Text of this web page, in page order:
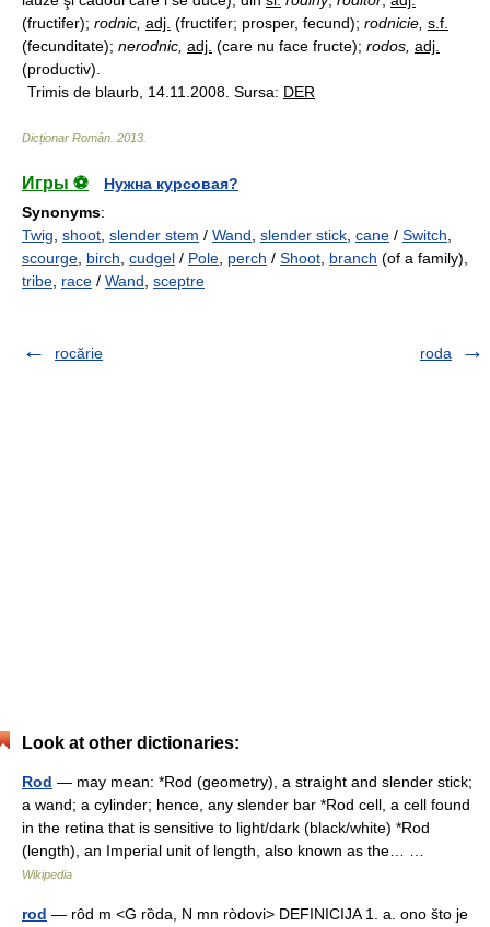
(fructifer); rodnic, adj. (fructifer; prosper, fecund); rodnicie, s.f.
(fecunditate); nerodnic, adj. (care nu face fructe); rodos, adj.
(productiv).
Trimis de blaurb, 14.11.2008. Sursa: DER
Dicționar Român 2013
Игры ⚽
Нужна курсовая?
Synonyms:
Twig shoot slender stem / Wand slender stick cane / Switch
scourge birch cudgel / Pole perch / Shoot branch (of a family),
tribe race / Wand sceptre
rocărie roda
Look at other dictionaries:
Rod — may mean: *Rod (geometry), a straight and slender stick;
a wand; a cylinder; hence, any slender bar *Rod cell, a cell found
in the retina that is sensitive to light/dark (black/white) *Rod
(length), an Imperial unit of length, also known as the… …
Wikipedia
rod — rȏd m <G rȍda, N mn ròdovi> DEFINICIJA 1. a. ono što je